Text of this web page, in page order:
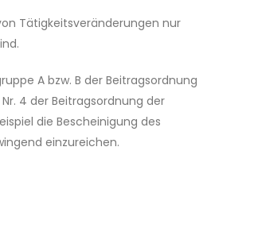
Tätigkeitsveränderungen nur
A bzw. B der Beitragsordnung
4 der Beitragsordnung der
die Bescheinigung des
einzureichen.